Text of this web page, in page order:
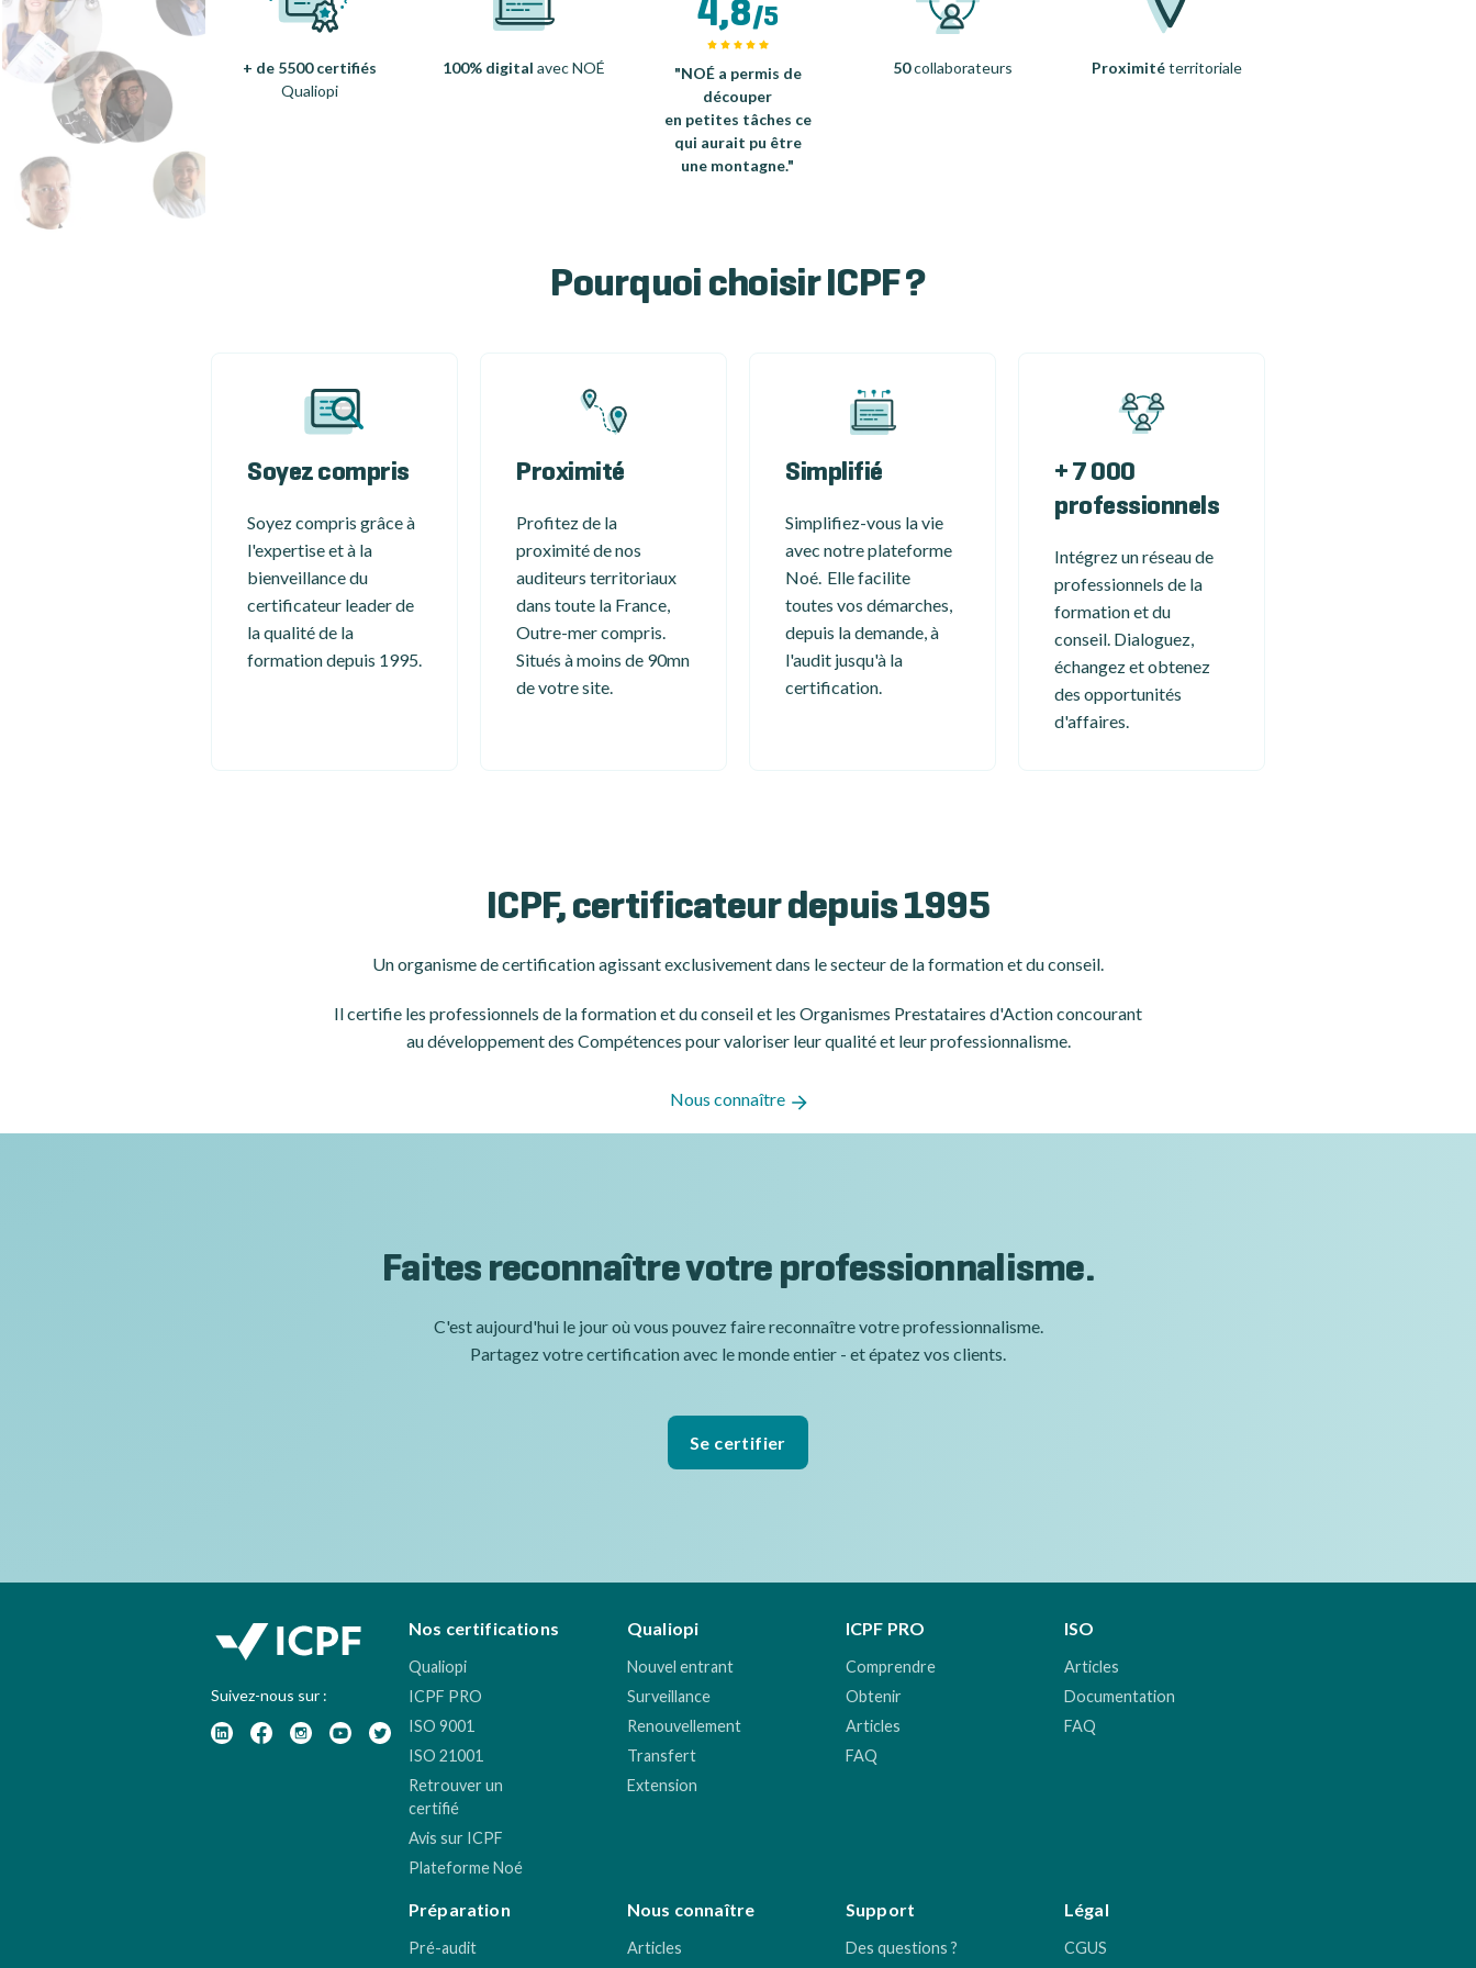
+ de 5500 certifiés
Qualiopi
100% digital avec NOÉ
4,8/5
"NOÉ a permis de
découper
en petites tâches ce
qui aurait pu être
une montagne."
50collaborateurs Proximitéterritoriale
Pourquoi choisir ICPF ?
Soyez compris
Soyez compris grâce à
l'expertise et à la
bienveillance du
certificateur leader de
la qualité de la
formation depuis 1995.
Proximité
Profitez de la
proximité de nos
auditeurs territoriaux
dans toute la France,
Outre-mer compris.
Situés à moins de 90mn
de votre site.
Simplifié
Simplifiez-vous la vie
avec notre plateforme
Noé. Elle facilite
toutes vos démarches,
depuis la demande, à
l'audit jusqu'à la
certification.
+ 7 000
professionnels
Intégrez un réseau de
professionnels de la
formation et du
conseil. Dialoguez,
échangez et obtenez
des opportunités
d'affaires.
ICPF, certificateur depuis 1995
Un organisme de certificationagissant exclusivement dans le secteur de la formation et du conseil.
Il certifie les professionnels de la formation et du conseil et les Organismes Prestataires d'Action concourant
au développement des Compétences pour valoriser leur qualité et leur professionnalisme.
Nous connaître
Faites reconnaître votre professionnalisme.
C'est aujourd'hui le jour où vous pouvez faire reconnaître votre professionnalisme.
Partagez votre certification avec le monde entier - et épatez vos clients.
Se certifier
Suivez-nous sur :
Nos certifications
Qualiopi
ICPF PRO
ISO 9001
ISO 21001
Retrouver un
certifié
Avis sur ICPF
Plateforme Noé
Qualiopi
Nouvel entrant
Surveillance
Renouvellement
Transfert
Extension
ICPF PRO
Comprendre
Obtenir
Articles
FAQ
ISO
Articles
Documentation
FAQ
Préparation
Pré-audit
Nous connaître
Articles
Support
Des questions ?
Légal
CGUS